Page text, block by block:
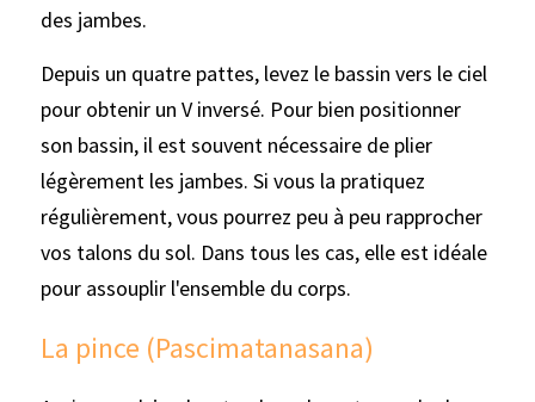
des jambes.
Depuis un quatre pattes, levez le bassin vers le ciel
pour obtenir un V inversé. Pour bien positionner
son bassin, il est souvent nécessaire de plier
légèrement les jambes. Si vous la pratiquez
régulièrement, vous pourrez peu à peu rapprocher
vos talons du sol. Dans tous les cas, elle est idéale
pour assouplir l'ensemble du corps.
La pince (Pascimatanasana)